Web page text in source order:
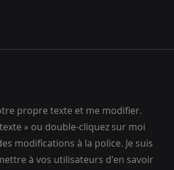
propre texte et me modifier.
» ou double-cliquez sur moi
modifications à la police. Je suis
à vos utilisateurs d'en savoir